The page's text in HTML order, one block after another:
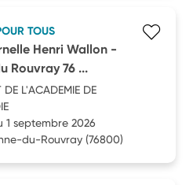
TOUS
Henri Wallon -
Rouvray 76 ...
DE L'ACADEMIE DE
1 septembre 2026
du-Rouvray (76800)